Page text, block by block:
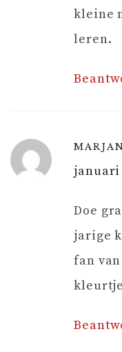
kleine
leren.
januari
Doe
jarige
fan